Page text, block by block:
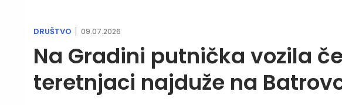
DRUŠTVO 09.07.2026
Na Gradini putnička vozila
teretnjaci najduže na